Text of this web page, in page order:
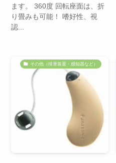
ます。 360度 回転座面は、折
り畳みも可能！ 嗜好性、視
認...
その他（排泄装置・感知器など）